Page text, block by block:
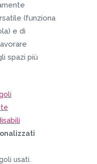
(funziona
e di
spazi più
usati.